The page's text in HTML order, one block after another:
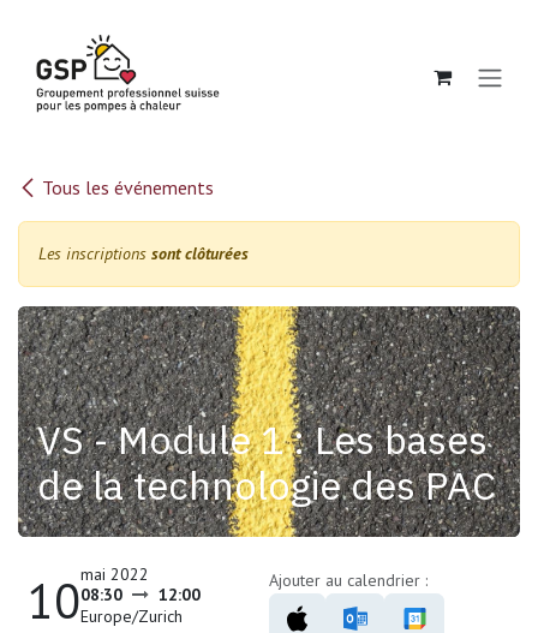
Tous les événements
Les inscriptions sont clôturées
VS - Module 1 : Les bases
de la technologie des PAC
10mai 2022
08:30
12:00
Europe/Zurich
Ajouter au calendrier :